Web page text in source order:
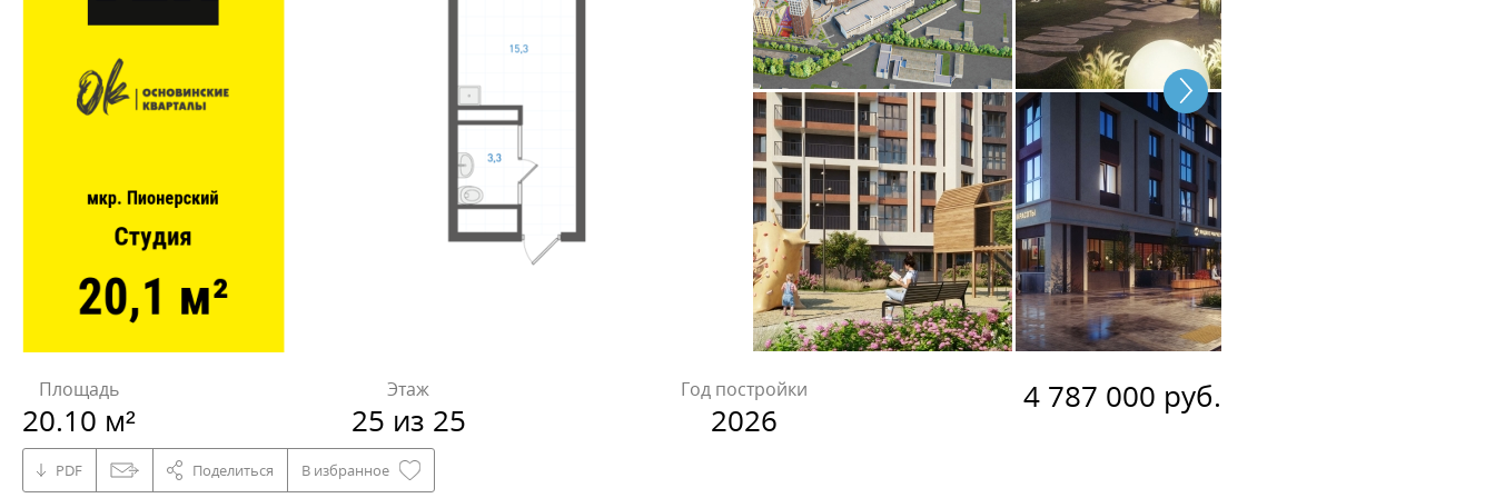
Площадь
20.10 м²
Этаж
25 из 25
Год постройки
2026
4 787 000 руб.
PDF Поделиться В избранное